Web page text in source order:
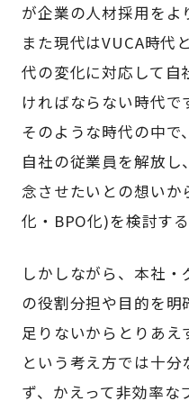
が企業の人材採用をよ
また現代はVUCA時代
代の変化に対応して自
ければならない時代で
そのような時代の中で
自社の従業員を解放
念させたいとの想いか
化・BPO化)を検討す
しかしながら、本社・
の役割分担や目的を
足りないからとりあえ
という考え方では十
ず、かえって非効率な